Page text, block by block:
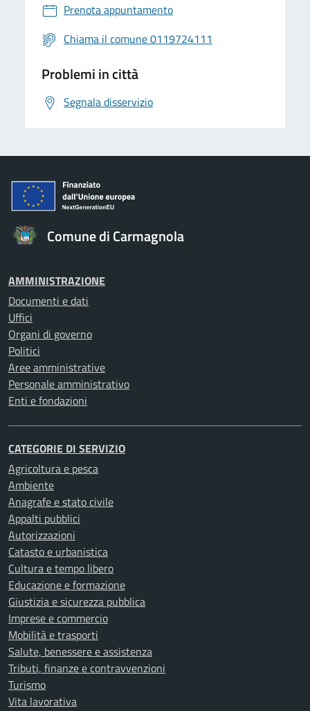
Prenota appuntamento
Chiama il comune 0119724111
Problemi in città
Segnala disservizio
Comune di Carmagnola
AMMINISTRAZIONE
Documenti e dati
Uffici
Organi di governo
Politici
Aree amministrative
Personale amministrativo
Enti e fondazioni
CATEGORIE DI SERVIZIO
Agricoltura e pesca
Ambiente
Anagrafe e stato civile
Appalti pubblici
Autorizzazioni
Catasto e urbanistica
Cultura e tempo libero
Educazione e formazione
Giustizia e sicurezza pubblica
Imprese e commercio
Mobilità e trasporti
Salute, benessere e assistenza
Tributi, finanze e contravvenzioni
Turismo
Vita lavorativa